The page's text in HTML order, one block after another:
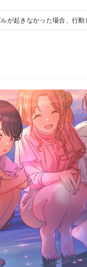
が起きなかった場合、行